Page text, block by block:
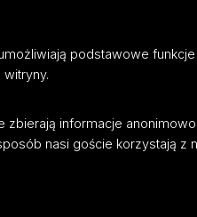
Projekt
podstawowe
witryny.
zbierają informacje
nasi goście korzystają z